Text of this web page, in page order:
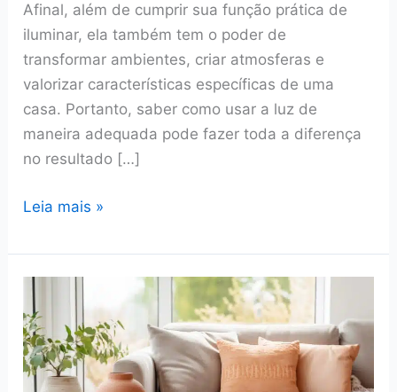
Afinal, além de cumprir sua função prática de
iluminar, ela também tem o poder de
transformar ambientes, criar atmosferas e
valorizar características específicas de uma
casa. Portanto, saber como usar a luz de
maneira adequada pode fazer toda a diferença
no resultado […]
Iluminação
decoração:
como
usar
a
luz
para
Leia mais »